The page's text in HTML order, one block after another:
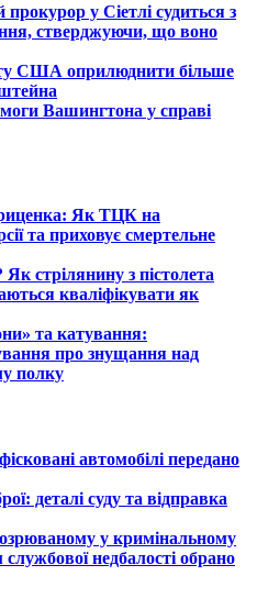
у Сіетлі судиться з
стверджуючи, що воно
США оприлюднити більше
Вашингтона у справі
Як ТЦК на
та приховує смертельне
стрілянину з пістолета
кваліфікувати як
та катування:
про знущання над
полку
автомобілі передано
деталі суду та відправка
у кримінальному
недбалості обрано